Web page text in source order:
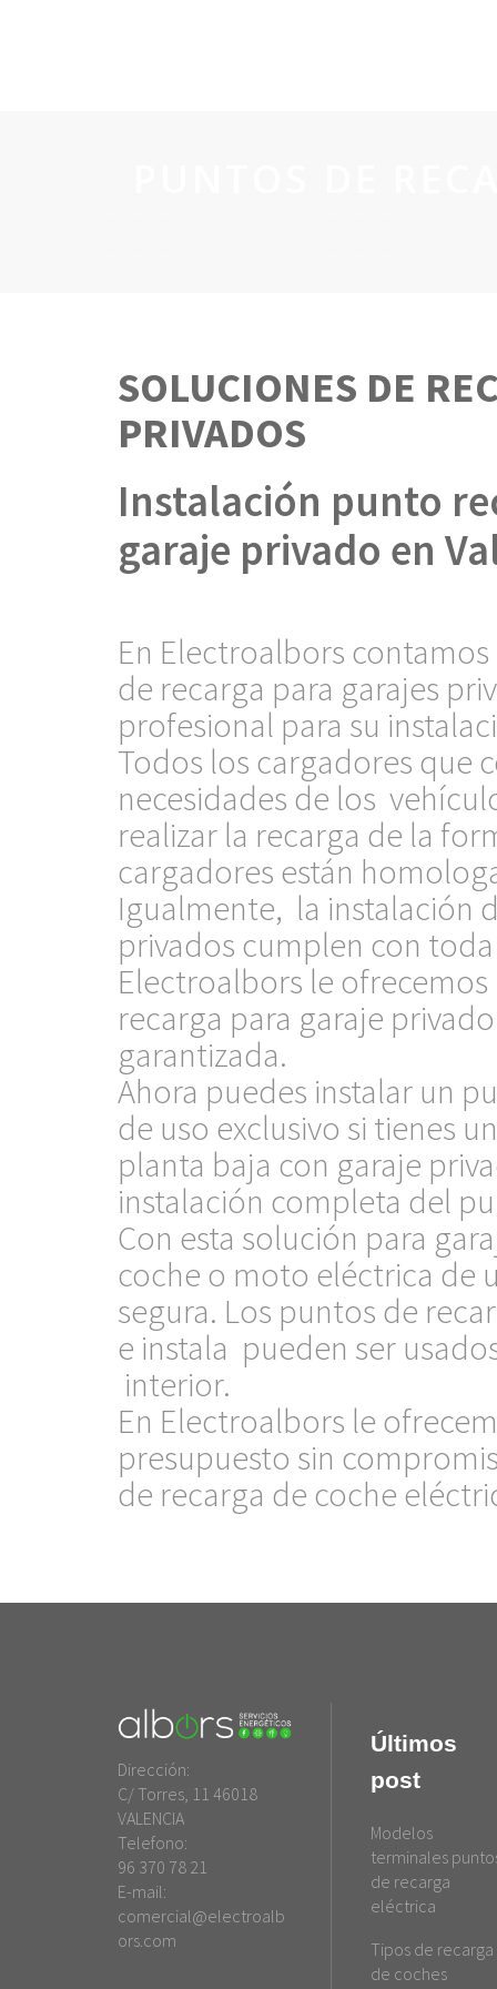
SOLUCIONES DE
PRIVADOS
Instalación punto
garaje privado en
En Electroalbors
de recarga para garajes
profesional para su
Todos los cargadores que
necesidades de los
realizar la recarga de la
cargadores están
Igualmente, la instalación
privados cumplen con
Electroalbors le
recarga para garaje
garantizada.
Ahora puedes instalar un
de uso exclusivo si tienes
planta baja con garaje
instalación completa del
Con esta solución para
coche o moto eléctrica de
segura. Los puntos de
e instala pueden ser
interior.
En Electroalbors le
presupuesto sin
de recarga de coche
Dirección:
C/ Torres, 11 46018
VALENCIA
Telefono:
96 370 78 21
E-mail:
comercial@electroalb
ors.com
Últimos
post
Modelos
terminales
de recarga
eléctrica
Tipos de recarga
de coches